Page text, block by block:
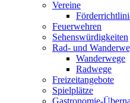
Vereine
Feuerwehren
Sehenswürdigkeiten
Rad- und
Wanderwege
Radwege
Freizeitangebote
Spielplätze
Gastronomie-